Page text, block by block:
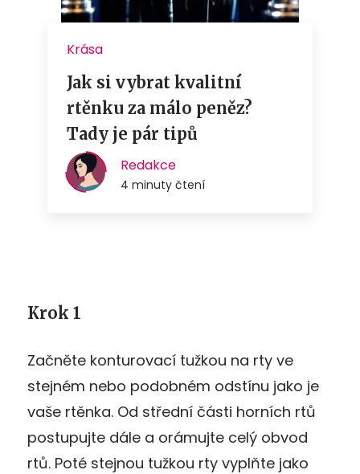
Krok 1
Začněte konturovací tužkou na rty ve
stejném nebo podobném odstínu jako je
vaše rtěnka. Od střední části horních rtů
postupujte dále a orámujte celý obvod
rtů. Poté stejnou tužkou rty vyplňte jako